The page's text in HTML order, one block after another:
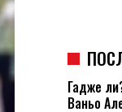
Гадже
Ваньо